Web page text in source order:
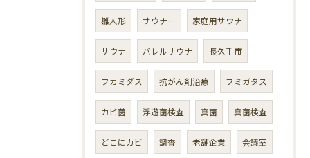
雛人形 サウナー 家庭用サウナ
サウナ バレルサウナ 長久手市
フカミダス 抗がん剤治療 フミガタス
カビ菌 浮遊菌検査 真菌 真菌検査
どこにカビ 調査 老舗企業 会議室